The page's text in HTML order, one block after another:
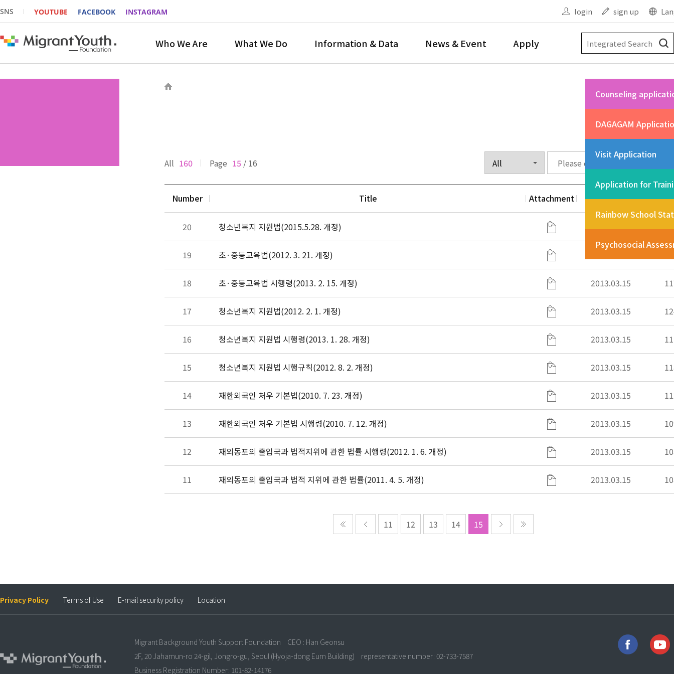
SNS YOUTUBE FACEBOOK INSTAGRAM login sign up
Who We Are What We Do Information & Data News & Event Apply
Counseling
DAGAGAM
Visit Application
Application for
Rainbow School
Psychosocial
All 160 Page 15 / 16
Number Title Attachment Date
20 청소년복지 지원법(2015.5.28. 개정) 2015.10.06
19 초·중등교육법(2012. 3. 21. 개정)
18 초·중등교육법 시행령(2013. 2. 15. 개정) 2013.03.15
17 청소년복지 지원법(2012. 2. 1. 개정) 2013.03.15
16 청소년복지 지원법 시행령(2013. 1. 28. 개정) 2013.03.15
15 청소년복지 지원법 시행규칙(2012. 8. 2. 개정) 2013.03.15
14 재한외국인 처우 기본법(2010. 7. 23. 개정) 2013.03.15
13 재한외국인 처우 기본법 시행령(2010. 7. 12. 개정) 2013.03.15
12 재외동포의 출입국과 법적지위에 관한 법률 시행령(2012. 1. 6. 개정) 2013.03.15
11 재외동포의 출입국과 법적 지위에 관한 법률(2011. 4. 5. 개정) 2013.03.15
11 12 13 14 15
Privacy Policy Terms of Use E-mail security policy Location
Migrant Background Youth Support Foundation
CEO : Han Geonsu
2F, 20 Jahamun-ro 24-gil, Jongro-gu, Seoul (Hyoja-dong Eum Building)
representative number: 02-733-7587
Business Registration Number: 101-82-14176